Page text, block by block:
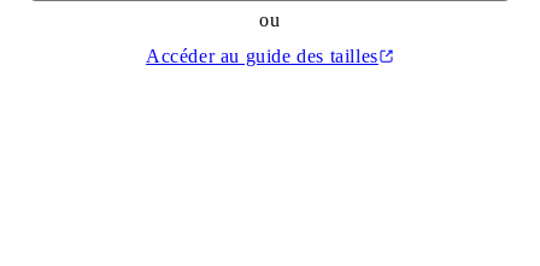
ou
Accéder au guide des tailles
(Ouvrir dans un nouvel onglet)